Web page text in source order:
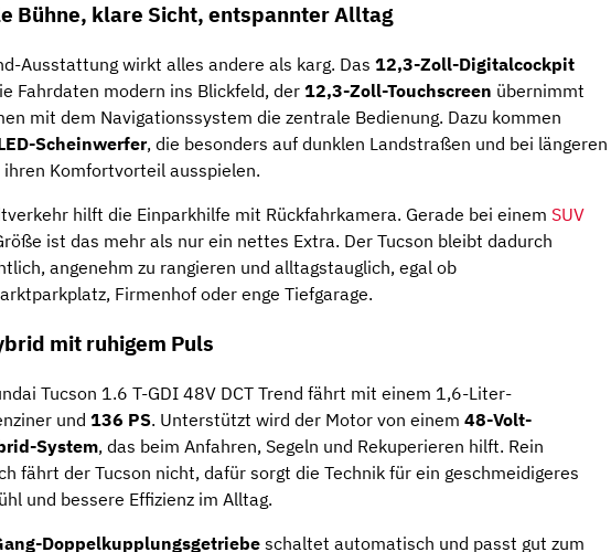
Bühne, klare Sicht, entspannter Alltag
Ausstattung wirkt alles andere als karg. Das 12,3-Zoll-Digitalcockpit
Fahrdaten modern ins Blickfeld, der 12,3-Zoll-Touchscreen übernimmt
mit dem Navigationssystem die zentrale Bedienung. Dazu kommen
Scheinwerfer, die besonders auf dunklen Landstraßen und bei längeren
ihren Komfortvorteil ausspielen.
hilft die Einparkhilfe mit Rückfahrkamera. Gerade bei einem SUV
ist das mehr als nur ein nettes Extra. Der Tucson bleibt dadurch
angenehm zu rangieren und alltagstauglich, egal ob
Firmenhof oder enge Tiefgarage.
mit ruhigem Puls
Tucson 1.6 T-GDI 48V DCT Trend fährt mit einem 1,6-Liter-
und 136 PS. Unterstützt wird der Motor von einem 48-Volt-
System, das beim Anfahren, Segeln und Rekuperieren hilft. Rein
fährt der Tucson nicht, dafür sorgt die Technik für ein geschmeidigeres
und bessere Effizienz im Alltag.
Doppelkupplungsgetriebeschaltet automatisch und passt gut zum